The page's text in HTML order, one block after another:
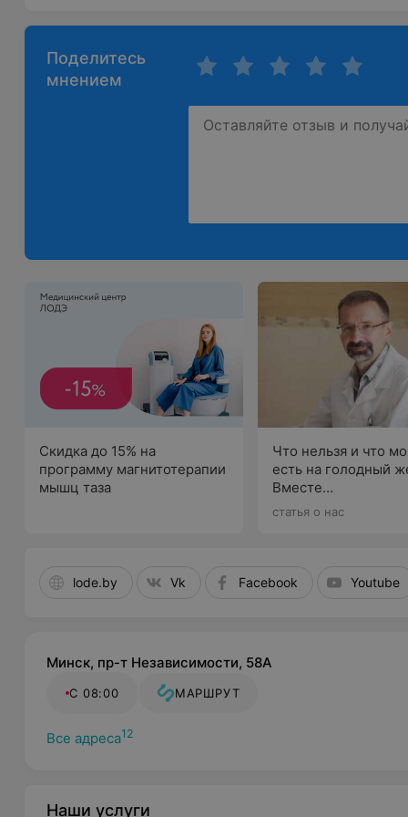
Поделитесь
мнением
Скидка до 15% на
программу магнитотерапии
мышц таза
Что нельзя и что
есть на голодный
Вместе
с гастроэнтерологом
статья о нас
lode.by Vk Facebook Youtube
Минск, пр-т Независимости, 58А
С 08:00 МАРШРУТ
Все адреса12
Наши услуги